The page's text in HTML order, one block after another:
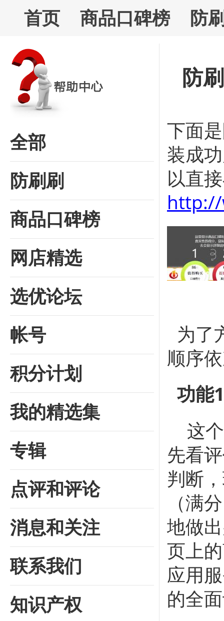
首页 商品口碑榜 防
全部
防刷刷
商品口碑榜
网店精选
选优论坛
帐号
积分计划
我的精选集
专辑
点评和评论
消息和关注
联系我们
知识产权
防
下面
装成
以直
为了
顺序
功能
这
先看
判断
（满
地做
页上
应用
的全